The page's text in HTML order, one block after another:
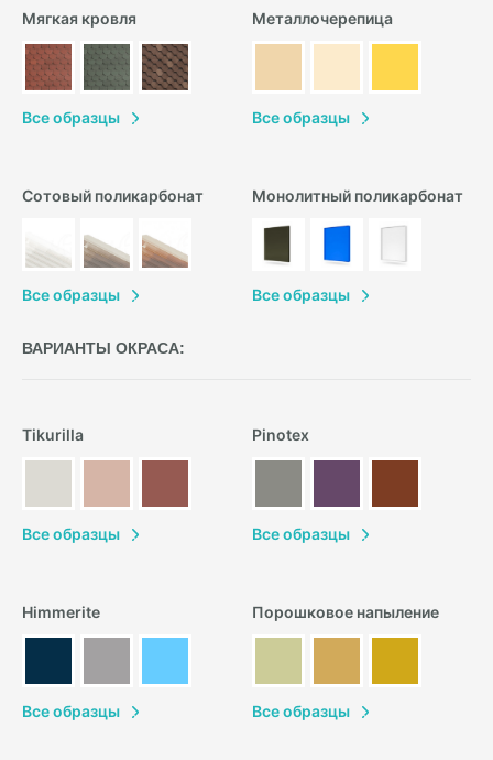
Мягкая кровля
Все образцы
Металлочерепица
Все образцы
Сотовый поликарбонат
Все образцы
Монолитный поликарбонат
Все образцы
ВАРИАНТЫ ОКРАСА:
Tikurilla
Все образцы
Pinotex
Все образцы
Himmerite
Все образцы
Порошковое напыление
Все образцы